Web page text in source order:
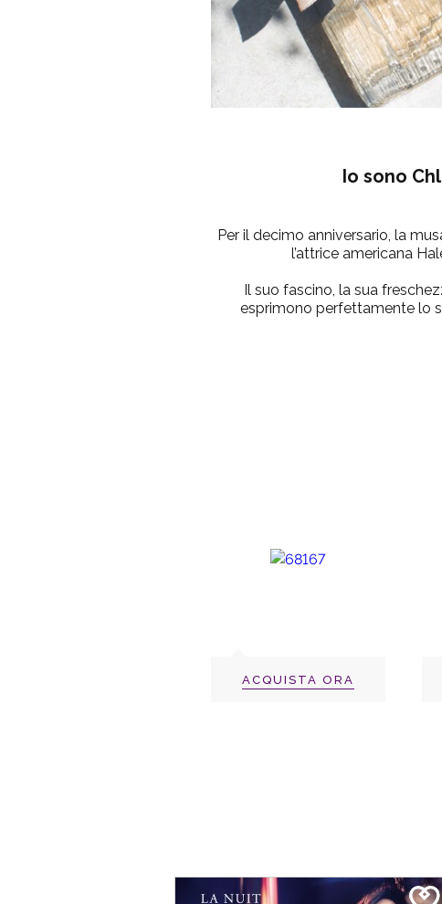
Io sono
Per il decimo anniversario, la
l’attrice americana
Il suo fascino, la sua
esprimono perfettamente lo
ACQUISTA ORA